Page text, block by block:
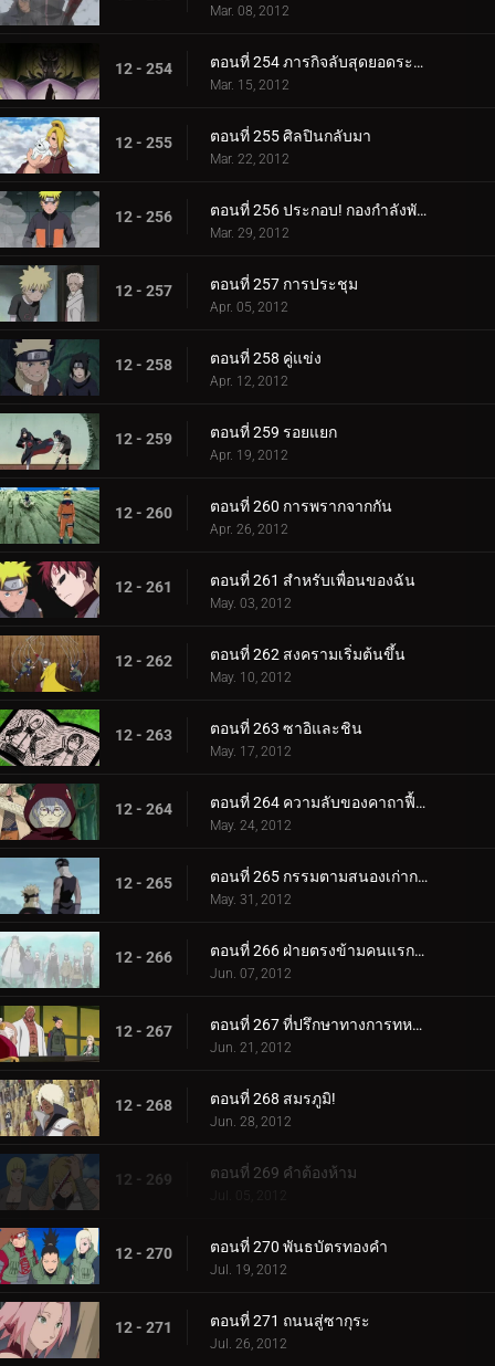
Mar. 08, 2012
12 - 254 ตอนที่ 254 ภารกิจลับสุดยอดระดับ S
Mar. 15, 2012
12 - 255 ตอนที่ 255 ศิลปินกลับมา
Mar. 22, 2012
12 - 256 ตอนที่ 256 ประกอบ! กองกำลังพันธมิตรชิโนบิ!
Mar. 29, 2012
12 - 257 ตอนที่ 257 การประชุม
Apr. 05, 2012
12 - 258 ตอนที่ 258 คู่แข่ง
Apr. 12, 2012
12 - 259 ตอนที่ 259 รอยแยก
Apr. 19, 2012
12 - 260 ตอนที่ 260 การพรากจากกัน
Apr. 26, 2012
12 - 261 ตอนที่ 261 สำหรับเพื่อนของฉัน
May. 03, 2012
12 - 262 ตอนที่ 262 สงครามเริ่มต้นขึ้น
May. 10, 2012
12 - 263 ตอนที่ 263 ซาอิและชิน
May. 17, 2012
12 - 264 ตอนที่ 264 ความลับของคาถาฟื้นคืนชีพ
May. 24, 2012
12 - 265 ตอนที่ 265 กรรมตามสนองเก่ากลับมา
May. 31, 2012
12 - 266 ตอนที่ 266 ฝ่ายตรงข้ามคนแรกและคนสุดท้าย
Jun. 07, 2012
12 - 267 ตอนที่ 267 ที่ปรึกษาทางการทหารผู้เก่งกาจแห่งใบไม้เร้นลับ
Jun. 21, 2012
12 - 268 ตอนที่ 268 สมรภูมิ!
Jun. 28, 2012
12 - 269 ตอนที่ 269 คำต้องห้าม
Jul. 05, 2012
12 - 270 ตอนที่ 270 พันธบัตรทองคำ
Jul. 19, 2012
12 - 271 ตอนที่ 271 ถนนสู่ซากุระ
Jul. 26, 2012